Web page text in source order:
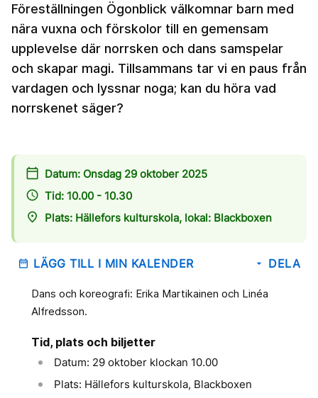
Föreställningen Ögonblick välkomnar barn med
nära vuxna och förskolor till en gemensam
upplevelse där norrsken och dans samspelar
och skapar magi. Tillsammans tar vi en paus från
vardagen och lyssnar noga; kan du höra vad
norrskenet säger?
calendar_today Datum: Onsdag 29 oktober 2025
access_time Tid: 10.00 - 10.30
place
Plats: Hällefors kulturskola, lokal: Blackboxen
date_range LÄGG TILL I MIN KALENDER arrow_drop_down DELA
Dans och koreografi: Erika Martikainen och Linéa
Alfredsson.
Tid, plats och biljetter
Datum: 29 oktober klockan 10.00
Plats: Hällefors kulturskola, Blackboxen